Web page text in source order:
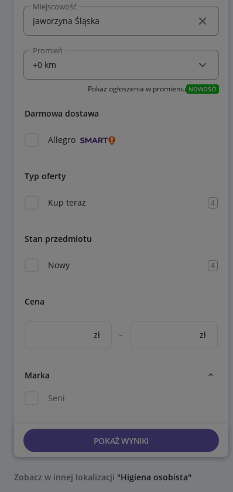
Miejscowość
Promień
Pokaż ogłoszenia w promieniu NOWOŚĆ!
Darmowa dostawa
Allegro
Typ oferty
Kup teraz 4
Stan przedmiotu
Nowy 4
Cena
zł – zł
Marka
Seni
POKAŻ WYNIKI
Zobacz w innej lokalizacji "Higiena osobista"